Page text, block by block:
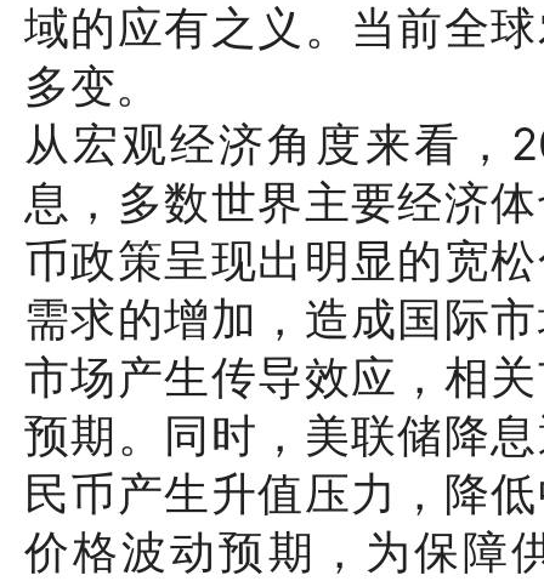
域的应有之义。当前全
多变。
从宏观经济角度来看，
息，多数世界主要经济
币政策呈现出明显的宽
需求的增加，造成国际
市场产生传导效应，相
预期。同时，美联储降
民币产生升值压力，降
价格波动预期，为保障